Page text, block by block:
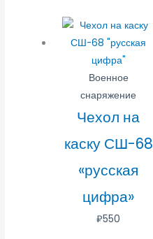
Военное
снаряжение
Чехол на
каску СШ-68
«русская
цифра»
₽550